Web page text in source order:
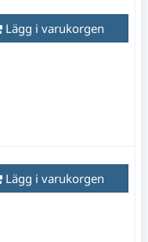
Lägg i varukorgen
Lägg i varukorgen